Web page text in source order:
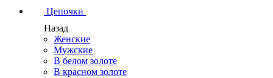
Цепочки
Назад
Женские
Мужские
В белом золоте
В красном золоте